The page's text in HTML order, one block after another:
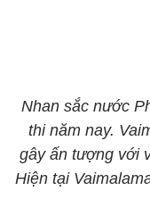
Nhan sắc nước
thi năm nay.
gây ấn tượng với
Hiện tại